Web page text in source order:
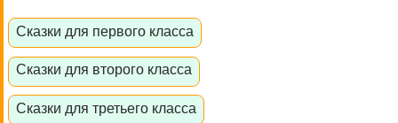
Сказки для первого класса
Сказки для второго класса
Сказки для третьего класса